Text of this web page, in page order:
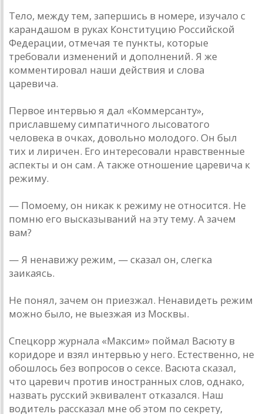
Тело, между тем, запершись в номере, изучало с
карандашом в руках Конституцию Российской
Федерации, отмечая те пункты, которые
требовали изменений и дополнений. Я же
комментировал наши действия и слова
царевича.
Первое интервью я дал «Коммерсанту»,
приславшему симпатичного лысоватого
человека в очках, довольно молодого. Он был
тих и лиричен. Его интересовали нравственные
аспекты и он сам. А также отношение царевича к
режиму.
— По­моему, он никак к режиму не относится. Не
помню его высказываний на эту тему. А зачем
вам?
— Я ненавижу режим, — сказал он, слегка
заикаясь.
Не понял, зачем он приезжал. Ненавидеть режим
можно было, не выезжая из Москвы.
Спецкорр журнала «Максим» поймал Васюту в
коридоре и взял интервью у него. Естественно, не
обошлось без вопросов о сексе. Васюта сказал,
что царевич против иностранных слов, однако,
назвать русский эквивалент отказался. Наш
водитель рассказал мне об этом по секрету,